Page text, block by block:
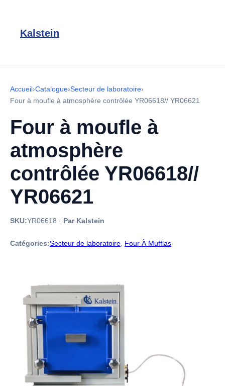
Kalstein
Accueil›Catalogue›Secteur de laboratoire›
Four à moufle à atmosphère contrôlée YR06618// YR06621
Four à moufle à
atmosphère
contrôlée YR06618//
YR06621
SKU:YR06618 · Par Kalstein
Catégories:Secteur de laboratoire Four À Mufflas